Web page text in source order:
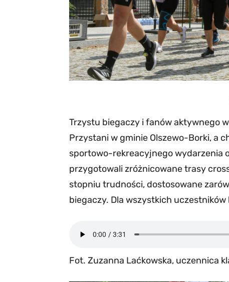
Trzystu biegaczy i fanów aktywnego
Przystani w gminie Olszewo-Borki, a
sportowo-rekreacyjnego wydarzenia
przygotowali zróżnicowane trasy
stopniu trudności, dostosowane
biegaczy. Dla wszystkich
Fot. Zuzanna Laćkowska, uczennica